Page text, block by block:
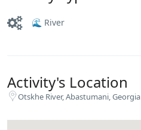
🌊 River
Activity's Location
Otskhe River, Abastumani, Georgia